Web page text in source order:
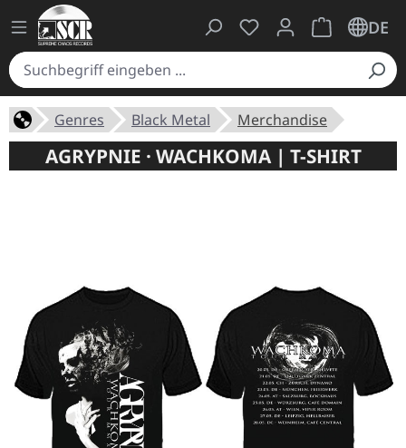
Du hast 0 Produkte
Warenkorb
DE
Genres Black Metal Merchandise
AGRYPNIE · WACHKOMA | T-SHIRT